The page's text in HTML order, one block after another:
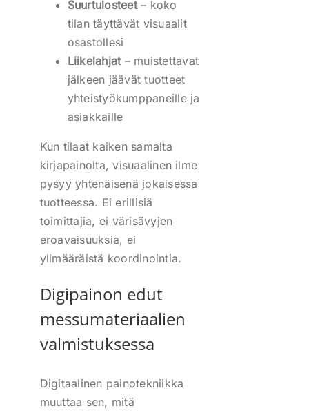
Suurtulosteet– koko
tilan täyttävät visuaalit
osastollesi
Liikelahjat– muistettavat
jälkeen jäävät tuotteet
yhteistyökumppaneille ja
asiakkaille
Kun tilaat kaiken samalta
kirjapainolta, visuaalinen ilme
pysyy yhtenäisenä jokaisessa
tuotteessa. Ei erillisiä
toimittajia, ei värisävyjen
eroavaisuuksia, ei
ylimääräistä koordinointia.
Digipainon edut
messumateriaalien
valmistuksessa
Digitaalinen painotekniikka
muuttaa sen, mitä